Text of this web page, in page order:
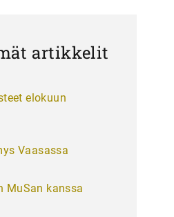
artikkelit
elokuun
Vaasassa
MuSan kanssa